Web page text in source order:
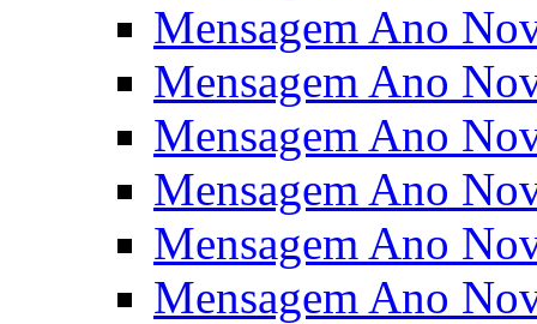
Mensagem Ano
Mensagem Ano
Mensagem Ano
Mensagem Ano
Mensagem Ano
Mensagem Ano